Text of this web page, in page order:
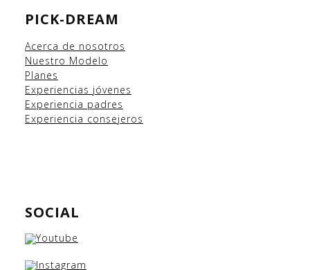
PICK-DREAM
Acerca de nosotros
Nuestro Modelo
Planes
Experiencias jóvenes
Experiencia padres
Experiencia consejeros
SOCIAL